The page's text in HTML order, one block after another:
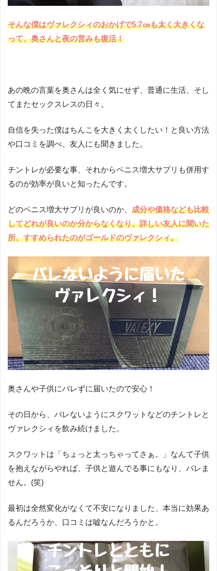
そんな僕はヴァレクシィのおかげで5.7㎝も太く大きくな
って、奥さんと夜の営みも復活！
あの晩の言葉を奥さんは全く気にせず、普通に生活、そし
てまたセックスレスの日々。
自信を失った僕はちんこを大きく太くしたい！と良い方法
や口コミを調べ、友人にも聞きました。
チントレが必要な事、それからペニス増大サプリも併用す
るのが効率が良いと知ったんです。
どのペニス増大サプリが良いのか、 成分や価格なども比較
してどれが良いのか分からなくなり、詳しい友人に聞いた
所、すすめられたのがゴールドのヴァレクシィ。
奥さんや子供にバレずに届いたので安心！
その日から、バレないようにスクワットなどのチントレと
ヴァレクシィを飲み続けました。
スクワットは「ちょっと太っちゃってさぁ。」なんて子供
を抱えながらやれば、子供と遊んでる事にもなり、バレま
せん。(笑)
最初は全然変化がなくて不安になりました、本当に効果あ
るんだろうか、口コミは嘘なんだろうかと。